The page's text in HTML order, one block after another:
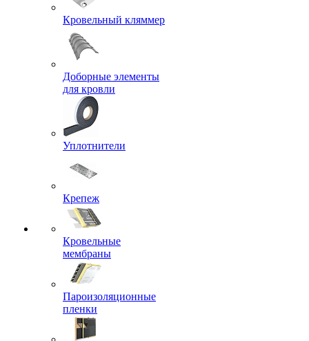
Кровельный кляммер
Доборные элементы
для кровли
Уплотнители
Крепеж
Кровельные
мембраны
Пароизоляционные
пленки